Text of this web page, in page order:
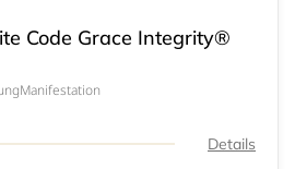
Code Grace Integrity®
Details